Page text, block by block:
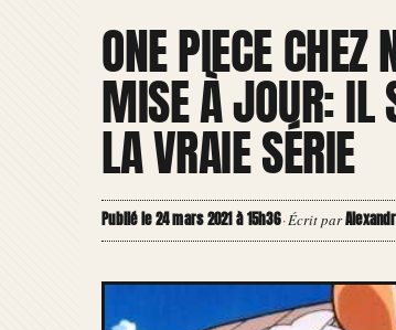
ONE PIECE CHEZ
MISE À JOUR: IL
LA VRAIE SÉRIE
Publié le 24 mars 2021 à 15h36·Écrit par